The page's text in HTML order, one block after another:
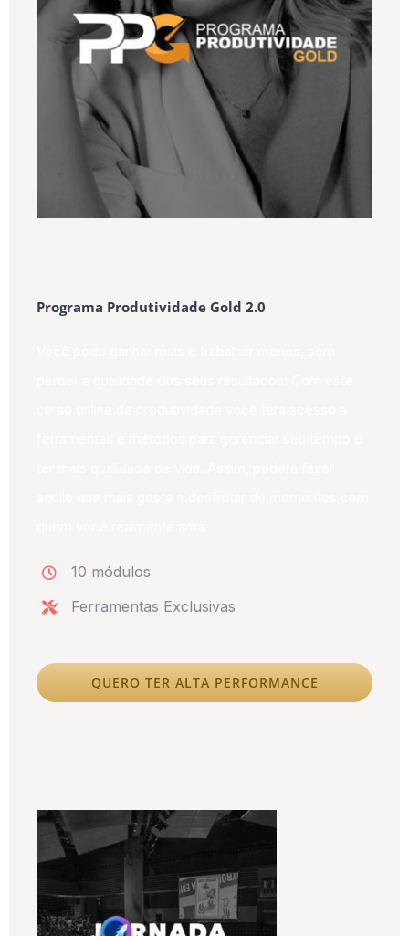
Programa Produtividade Gold 2.0
10 módulos
Ferramentas Exclusivas
QUERO TER ALTA PERFORMANCE